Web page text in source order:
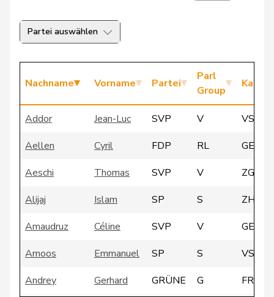
Partei auswählen
Nachname Vorname Partei
Parl
Group
Addor Jean-Luc SVP V
VS
Aellen
Cyril FDP RL
GE
Aeschi
Thomas SVP V
ZG
Alijaj
Islam SP S
ZH
Amaudruz
Céline SVP V
GE
Amoos
Emmanuel SP S
VS
Andrey
Gerhard GRÜNE G
FR